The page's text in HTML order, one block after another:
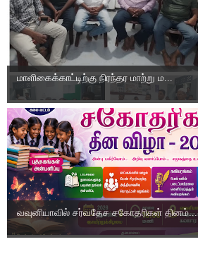
மாளிகைக்காட்டிற்கு நிரந்தர மாற்று ம...
வவுனியாவில் சர்வதேச சகோதரிகள் தினம்...